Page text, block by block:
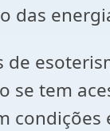
tem